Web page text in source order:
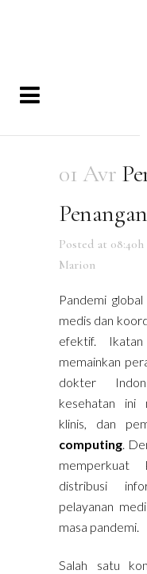
01 Avr
Posted at 08:40h
Marion
Pandemi
medis dan
efektif.
memainkan
dokter
kesehatan ini
klinis, dan
computing.
memperkuat
distribusi
pelayanan
masa pandemi.
Salah satu